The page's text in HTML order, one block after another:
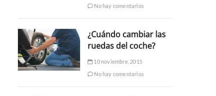
No hay comentarios
¿Cuándo cambiar las
ruedas del coche?
10 noviembre, 2015
No hay comentarios